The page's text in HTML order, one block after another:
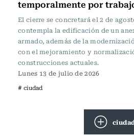
temporalmente por
El cierre se concretará el 2 de
contempla la edificación de un
armado, además de la
con el mejoramiento y
construcciones actuales.
Lunes 13 de julio de 2026
# ciudad